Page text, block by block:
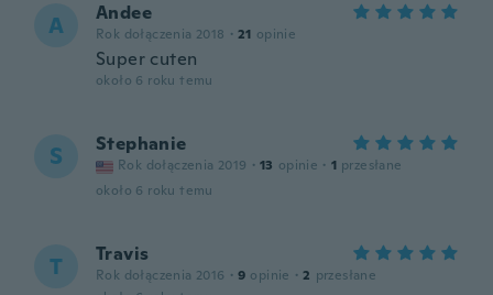
A Andee
Rok dołączenia 2018 · 21 opinie
Super cuten
około 6 roku temu
S Stephanie
Rok dołączenia 2019 · 13 opinie · 1 przesłane
około 6 roku temu
T Travis
Rok dołączenia 2016 · 9 opinie · 2 przesłane